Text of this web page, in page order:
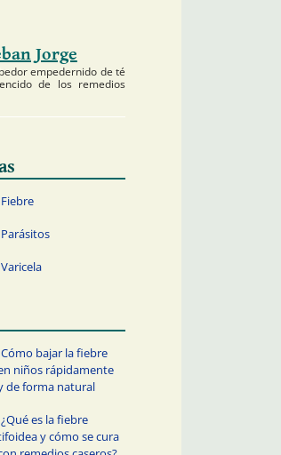
Jorge
empedernido de té
de los remedios
Fiebre
Parásitos
Varicela
Cómo bajar la fiebre
niños rápidamente
de forma natural
¿Qué es la fiebre
y cómo se cura